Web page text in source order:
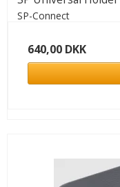
SP-Connect
640,00 DKK